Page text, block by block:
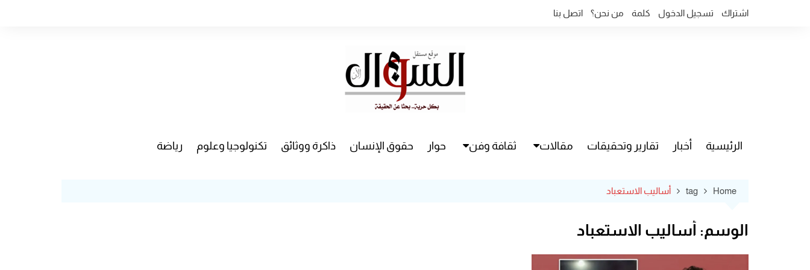
اشتراك تسجيل الدخول كلمة من نحن؟ اتصل بنا
الرئيسية أخبار تقارير وتحقيقات مقالات ثقافة وفن حوار حقوق الإنسان ذاكرة ووثائق تكنولوجيا وعلوم رياضة
Home
tag أساليب الاستعباد
الوسم: أساليب الاستعباد